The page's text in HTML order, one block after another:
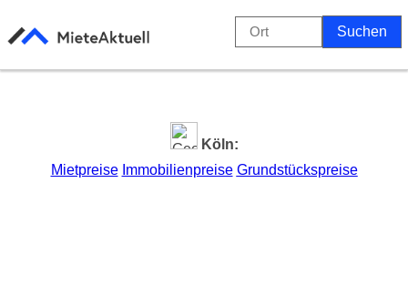
Köln:
Mietpreise Immobilienpreise Grundstückspreise